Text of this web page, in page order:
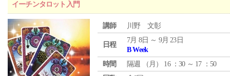
イーチンタロット入門
講師 川野 文彰
日程
7月 8日 ～ 9月 23日
B Week
時間
隔週 （ 月 ） 16 ：30 ～ 17 ：50